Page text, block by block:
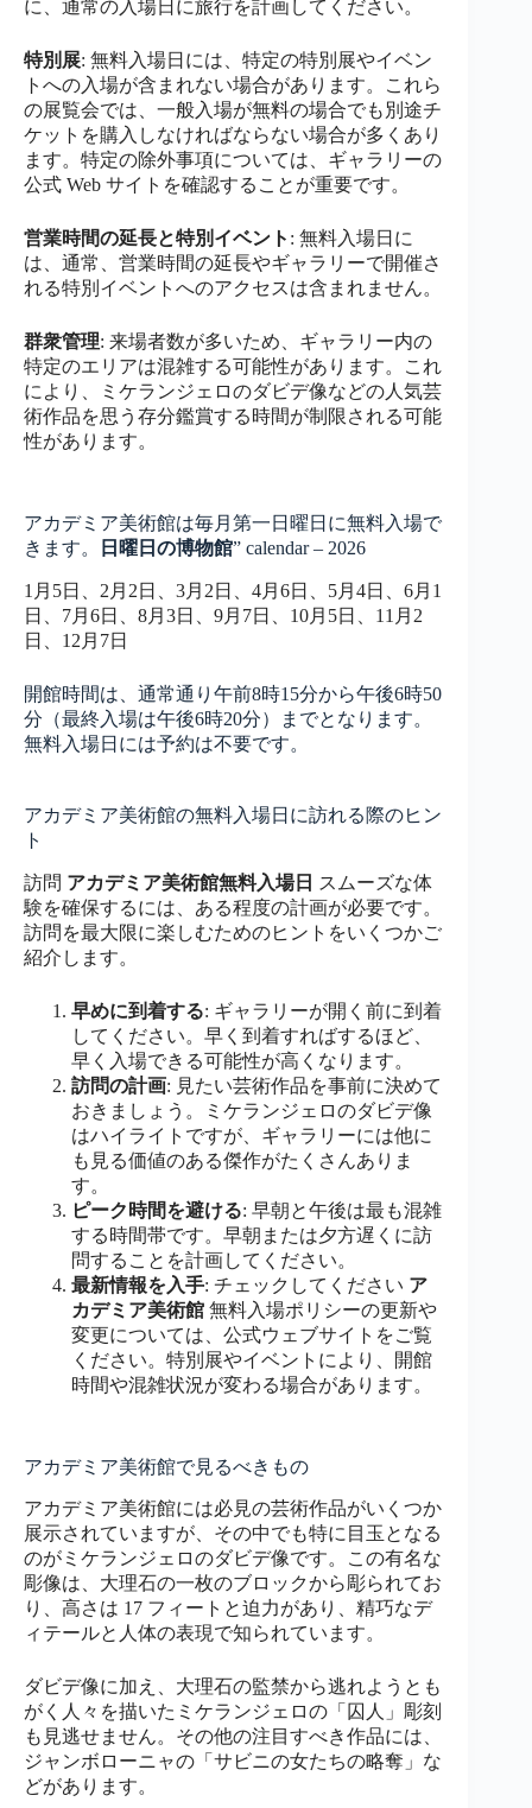
に、通常の入場日に旅行を計画してください。
特別展: 無料入場日には、特定の特別展やイベン
トへの入場が含まれない場合があります。これら
の展覧会では、一般入場が無料の場合でも別途チ
ケットを購入しなければならない場合が多くあり
ます。特定の除外事項については、ギャラリーの
公式 Web サイトを確認することが重要です。
営業時間の延長と特別イベント : 無料入場日に
は、通常、営業時間の延長やギャラリーで開催さ
れる特別イベントへのアクセスは含まれません。
群衆管理: 来場者数が多いため、ギャラリー内の
特定のエリアは混雑する可能性があります。これ
により、ミケランジェロのダビデ像などの人気芸
術作品を思う存分鑑賞する時間が制限される可能
性があります。
アカデミア美術館は毎月第一日曜日に無料入場で
きます。
日曜日の博物館” calendar – 2026
1月5日、2月2日、3月2日、4月6日、5月4日、6月1
日、7月6日、8月3日、9月7日、10月5日、11月2
日、12月7日
開館時間は、通常通り午前8時15分から午後6時50
分（最終入場は午後6時20分）までとなります。
無料入場日には予約は不要です。
アカデミア美術館の無料入場日に訪れる際のヒン
ト
訪問 アカデミア美術館無料入場日 スムーズな体
験を確保するには、ある程度の計画が必要です。
訪問を最大限に楽しむためのヒントをいくつかご
紹介します。
早めに到着する: ギャラリーが開く前に到着
してください。早く到着すればするほど、
早く入場できる可能性が高くなります。
訪問の計画: 見たい芸術作品を事前に決めて
おきましょう。ミケランジェロのダビデ像
はハイライトですが、ギャラリーには他に
も見る価値のある傑作がたくさんありま
す。
ピーク時間を避ける: 早朝と午後は最も混雑
する時間帯です。早朝または夕方遅くに訪
問することを計画してください。
最新情報を入手: チェックしてください ア
カデミア美術館 無料入場ポリシーの更新や
変更については、公式ウェブサイトをご覧
ください。特別展やイベントにより、開館
時間や混雑状況が変わる場合があります。
アカデミア美術館で見るべきもの
アカデミア美術館には必見の芸術作品がいくつか
展示されていますが、その中でも特に目玉となる
のがミケランジェロのダビデ像です。この有名な
彫像は、大理石の一枚のブロックから彫られてお
り、高さは 17 フィートと迫力があり、精巧なデ
ィテールと人体の表現で知られています。
ダビデ像に加え、大理石の監禁から逃れようとも
がく人々を描いたミケランジェロの「囚人」彫刻
も見逃せません。その他の注目すべき作品には、
ジャンボローニャの「サビニの女たちの略奪」な
どがあります。